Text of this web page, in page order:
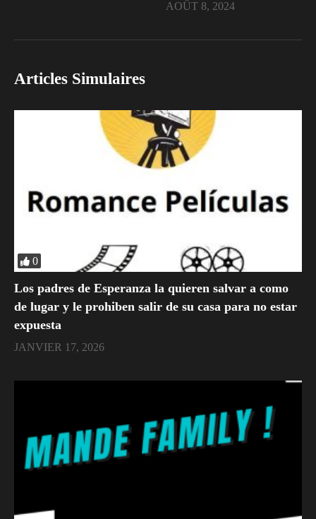
AOÛT 8, 2024
Articles Simulaires
0
Los padres de Esperanza la quieren salvar a como
de lugar y le prohiben salir de su casa para no estar
expuesta
JANVIER 17, 2026